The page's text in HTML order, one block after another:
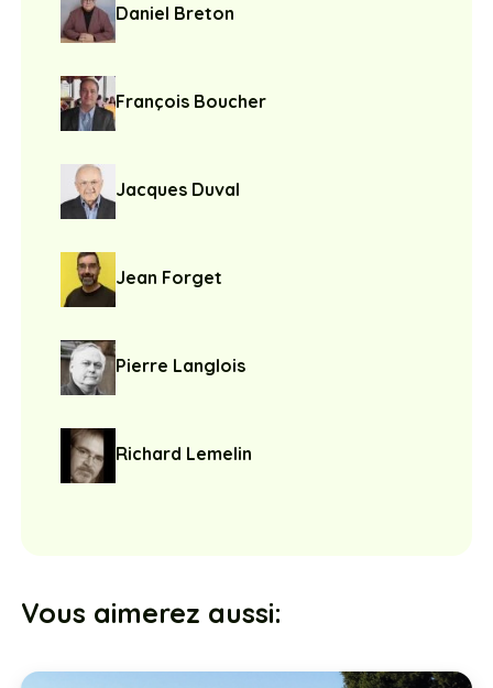
Daniel Breton
François Boucher
Jacques Duval
Jean Forget
Pierre Langlois
Richard Lemelin
Vous aimerez aussi: